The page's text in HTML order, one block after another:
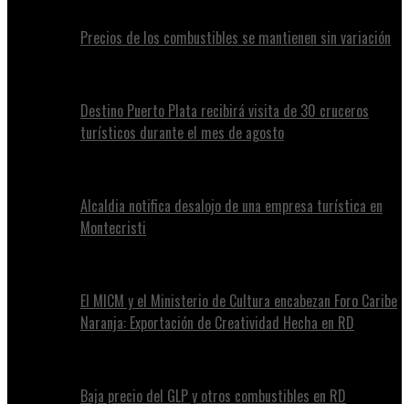
Precios de los combustibles se mantienen sin variación
Destino Puerto Plata recibirá visita de 30 cruceros
turísticos durante el mes de agosto
Alcaldia notifica desalojo de una empresa turística en
Montecristi
El MICM y el Ministerio de Cultura encabezan Foro Caribe
Naranja: Exportación de Creatividad Hecha en RD
Baja precio del GLP y otros combustibles en RD